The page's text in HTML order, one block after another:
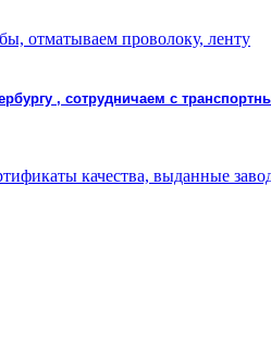
отматываем проволоку, ленту
, сотрудничаем с
качества, выданные